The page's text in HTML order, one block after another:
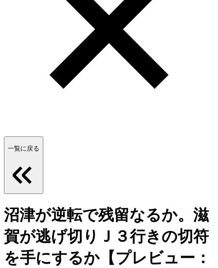
一覧に戻る
沼津が逆転で残留なるか。滋
賀が逃げ切りＪ３行きの切符
を手にするか【プレビュー：